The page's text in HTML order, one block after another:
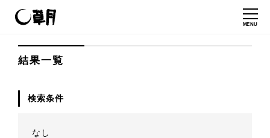
MENU
結果一覧
検索条件
なし